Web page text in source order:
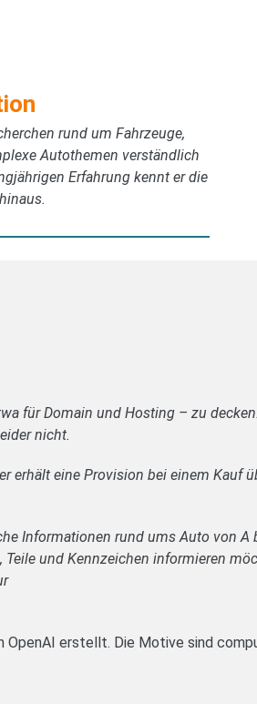
rund um Fahrzeuge,
Autothemen verständlich
Erfahrung kennt er die
für Domain und Hosting – zu
nicht.
erhält eine Provision bei einem Kauf
Informationen rund ums Auto von A
und Kennzeichen informieren
OpenAI erstellt. Die Motive sind